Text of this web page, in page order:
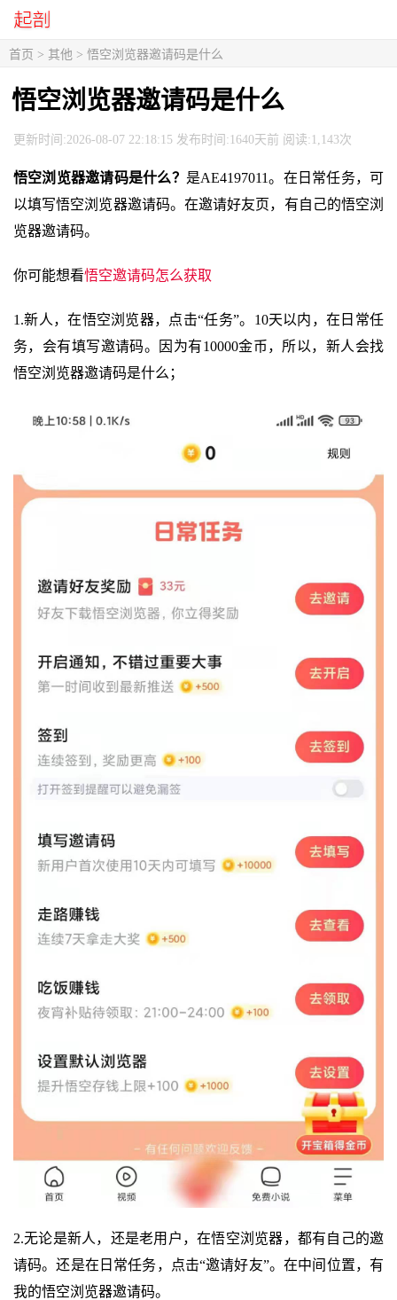
首页 > 其他 > 悟空浏览器邀请码是什么
悟空浏览器邀请码是什么
更新时间:2026-08-07 22:18:15 发布时间:1640天前 阅读:1,143次
悟空浏览器邀请码是什么？ 是AE4197011。在日常任务，可
以填写悟空浏览器邀请码。在邀请好友页，有自己的悟空浏
览器邀请码。
你可能想看悟空邀请码怎么获取
1.新人，在悟空浏览器，点击“任务”。10天以内，在日常任
务，会有填写邀请码。因为有10000金币，所以，新人会找
悟空浏览器邀请码是什么；
2.无论是新人，还是老用户，在悟空浏览器，都有自己的邀
请码。还是在日常任务，点击“邀请好友”。在中间位置，有
我的悟空浏览器邀请码。